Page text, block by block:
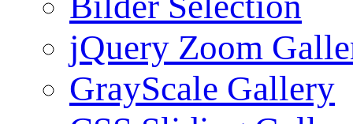
jQuery Zoom
GrayScale Gallery